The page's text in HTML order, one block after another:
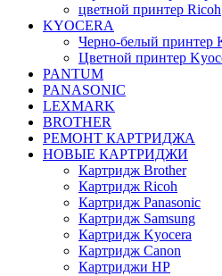
цветной принтер Ricoh
KYOCERA
Черно-белый принтер
Цветной принтер
PANTUM
PANASONIC
LEXMARK
BROTHER
РЕМОНТ КАРТРИДЖА
НОВЫЕ КАРТРИДЖИ
Картридж Brother
Картридж Ricoh
Картридж Panasonic
Картридж Samsung
Картридж Kyocera
Картридж Canon
Картриджи HP